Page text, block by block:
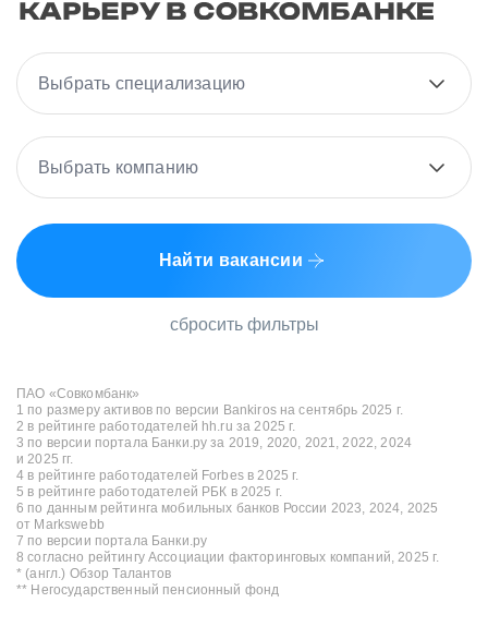
Выбрать специализацию
Выбрать компанию
Найти вакансии
сбросить фильтры
ПАО «Совкомбанк»
1 по размеру активов по версии Bankiros на сентябрь 2025 г.
2 в рейтинге работодателей hh.ru за 2025 г.
3 по версии портала Банки.ру за 2019, 2020, 2021, 2022, 2024
и 2025 гг.
4 в рейтинге работодателей Forbes в 2025 г.
5 в рейтинге работодателей РБК в 2025 г.
6 по данным рейтинга мобильных банков России 2023, 2024, 2025
от Markswebb
7 по версии портала Банки.ру
8 согласно рейтингу Ассоциации факторинговых компаний, 2025 г.
* (англ.) Обзор Талантов
** Негосударственный пенсионный фонд